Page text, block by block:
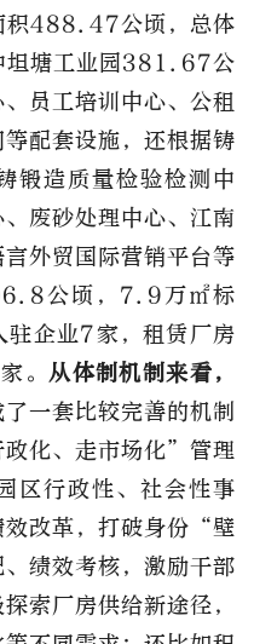
积488.47公顷，总体
塘工业园381.67公
员工培训中心、公租
配套设施，还根据铸
锻造质量检验检测中
废砂处理中心、江南
外贸国际营销平台等
公顷，7.9万㎡标
驻企业7家，租赁厂房
。 从体制机制来看，
一套比较完善的机制
化、走市场化”管理
区行政性、社会性事
效改革，打破身份“壁
绩效考核，激励干部
索厂房供给新途径，